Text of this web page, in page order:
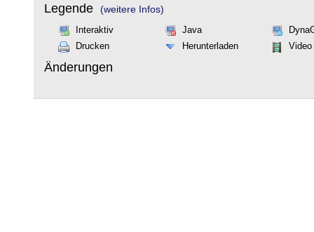
Legende (weitere Infos)
Interaktiv Java
Drucken
Herunterladen Video
Änderungen